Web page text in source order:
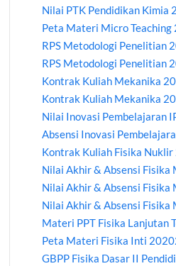
Nilai PTK Pendidikan Kimia
Peta Materi Micro Teaching
RPS Metodologi Penelitian
RPS Metodologi Penelitian
Kontrak Kuliah Mekanika
Kontrak Kuliah Mekanika
Nilai Inovasi Pembelajaran
Absensi Inovasi
Kontrak Kuliah Fisika Nuklir
Nilai Akhir & Absensi
Nilai Akhir & Absensi
Nilai Akhir & Absensi
Materi PPT Fisika Lanjutan
Peta Materi Fisika Inti
GBPP Fisika Dasar II